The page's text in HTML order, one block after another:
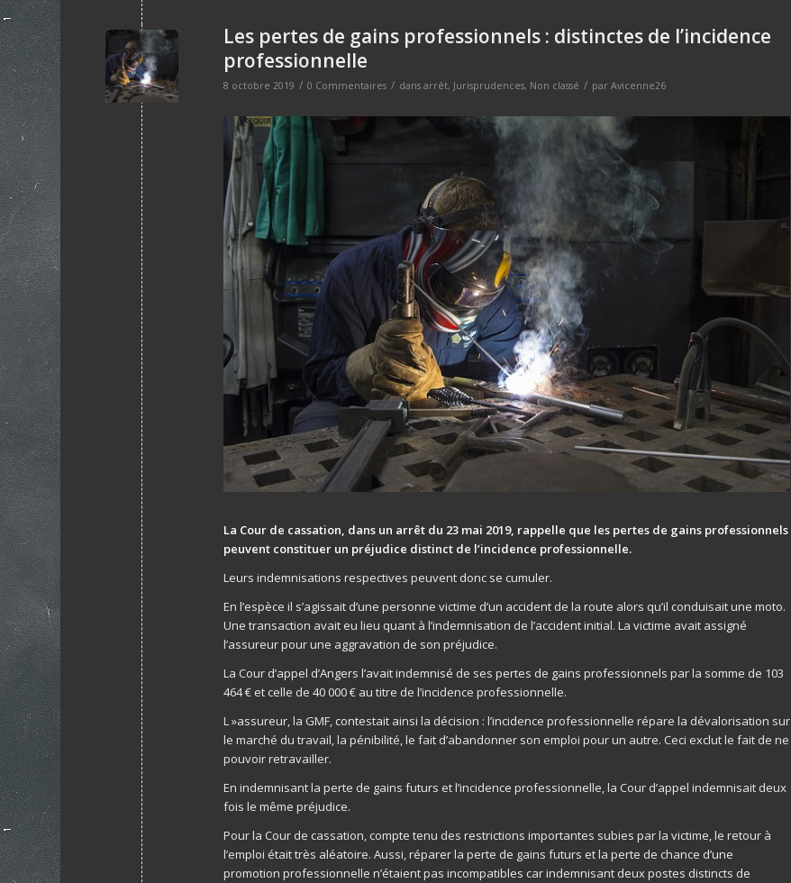
Les pertes de gains professionnels : distinctes de l’incidence
professionnelle
8 octobre 2019 / 0 Commentaires / dansarrêt, Jurisprudences, Non classé / parAvicenne26
La Cour de cassation, dans un arrêt du 23 mai 2019, rappelle que les pertes de gains professionnels
peuvent constituer un préjudice distinct de l’incidence professionnelle.
Leurs indemnisations respectives peuvent donc se cumuler.
En l’espèce il s’agissait d’une personne victime d’un accident de la route alors qu’il conduisait une moto.
Une transaction avait eu lieu quant à l’indemnisation de l’accident initial. La victime avait assigné
l’assureur pour une aggravation de son préjudice.
La Cour d’appel d’Angers l’avait indemnisé de ses pertes de gains professionnels par la somme de 103
464 € et celle de 40 000 € au titre de l’incidence professionnelle.
L »assureur, la GMF, contestait ainsi la décision : l’incidence professionnelle répare la dévalorisation sur
le marché du travail, la pénibilité, le fait d’abandonner son emploi pour un autre. Ceci exclut le fait de ne
pouvoir retravailler.
En indemnisant la perte de gains futurs et l’incidence professionnelle, la Cour d’appel indemnisait deux
fois le même préjudice.
Pour la Cour de cassation, compte tenu des restrictions importantes subies par la victime, le retour à
l’emploi était très aléatoire. Aussi, réparer la perte de gains futurs et la perte de chance d’une
promotion professionnelle n’étaient pas incompatibles car indemnisant deux postes distincts de